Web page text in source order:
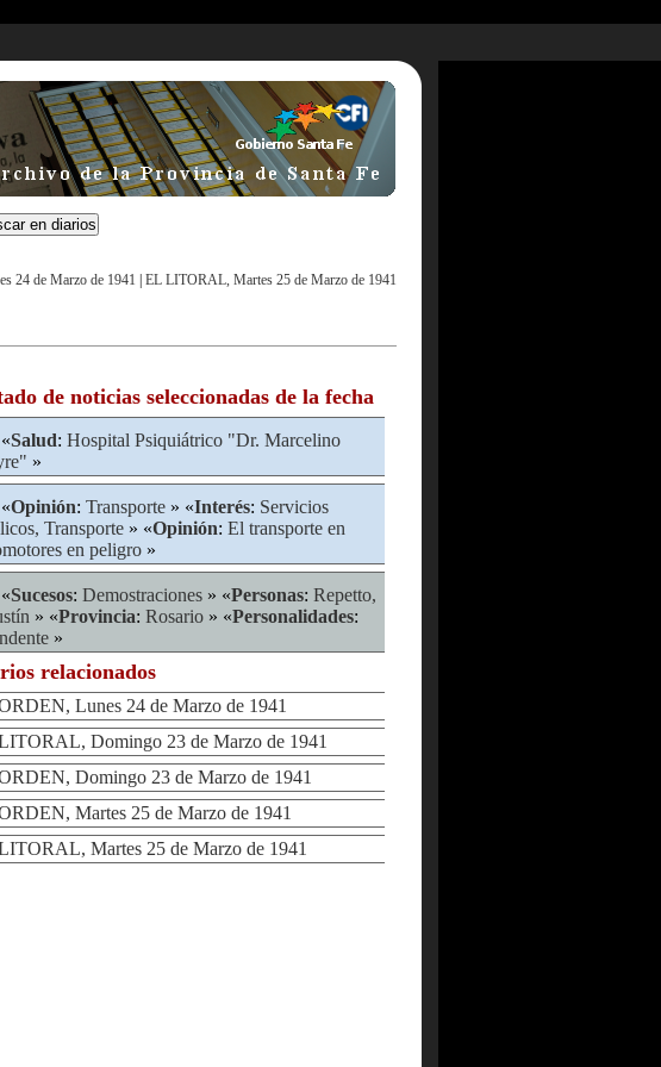
24 de Marzo de 1941 EL LITORAL, Martes 25 de Marzo de 1941
de noticias seleccionadas de la fecha
«Salud: Hospital Psiquiátrico "Dr. Marcelino
»
«Opinión: Transporte » «Interés: Servicios
Transporte » «Opinión: El transporte en
en peligro »
«Sucesos: Demostraciones » «Personas: Repetto,
» «Provincia: Rosario » «Personalidades:
»
relacionados
Lunes 24 de Marzo de 1941
Domingo 23 de Marzo de 1941
Domingo 23 de Marzo de 1941
Martes 25 de Marzo de 1941
Martes 25 de Marzo de 1941